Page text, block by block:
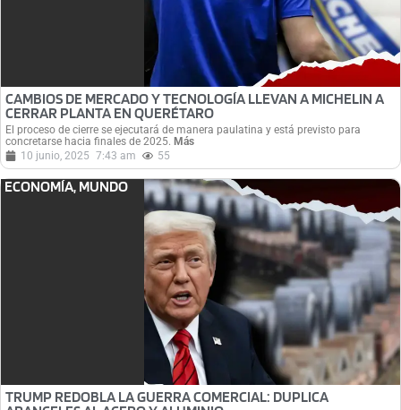
CAMBIOS DE MERCADO Y TECNOLOGÍA LLEVAN A MICHELIN A
CERRAR PLANTA EN QUERÉTARO
El proceso de cierre se ejecutará de manera paulatina y está previsto para
concretarse hacia finales de 2025. Más
10 junio, 2025 7:43 am 55
ECONOMÍA, MUNDO
TRUMP REDOBLA LA GUERRA COMERCIAL: DUPLICA